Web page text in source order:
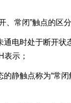
常闭”触点的区分
电时处于断开状
表示；
触点称为“常闭